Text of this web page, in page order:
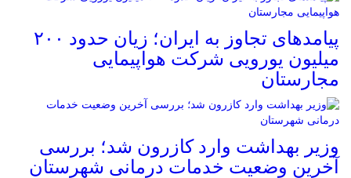
پیامدهای تجاوز به ایران؛ زیان حدود ۲۰۰
میلیون یورویی شرکت هواپیمایی
مجارستان
وزیر بهداشت وارد کازرون شد؛ بررسی
آخرین وضعیت خدمات درمانی شهرستان